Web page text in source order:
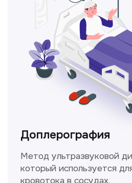
Консультация врачей
Это диагностика, рекомендации
и индивидуальный план лечения
от наших опытных специалистов